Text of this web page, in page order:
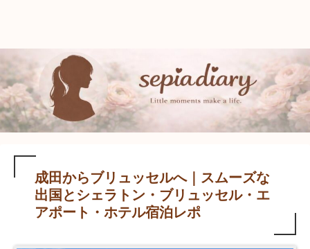
成田からブリュッセルへ｜スムーズな
出国とシェラトン・ブリュッセル・エ
アポート・ホテル宿泊レポ